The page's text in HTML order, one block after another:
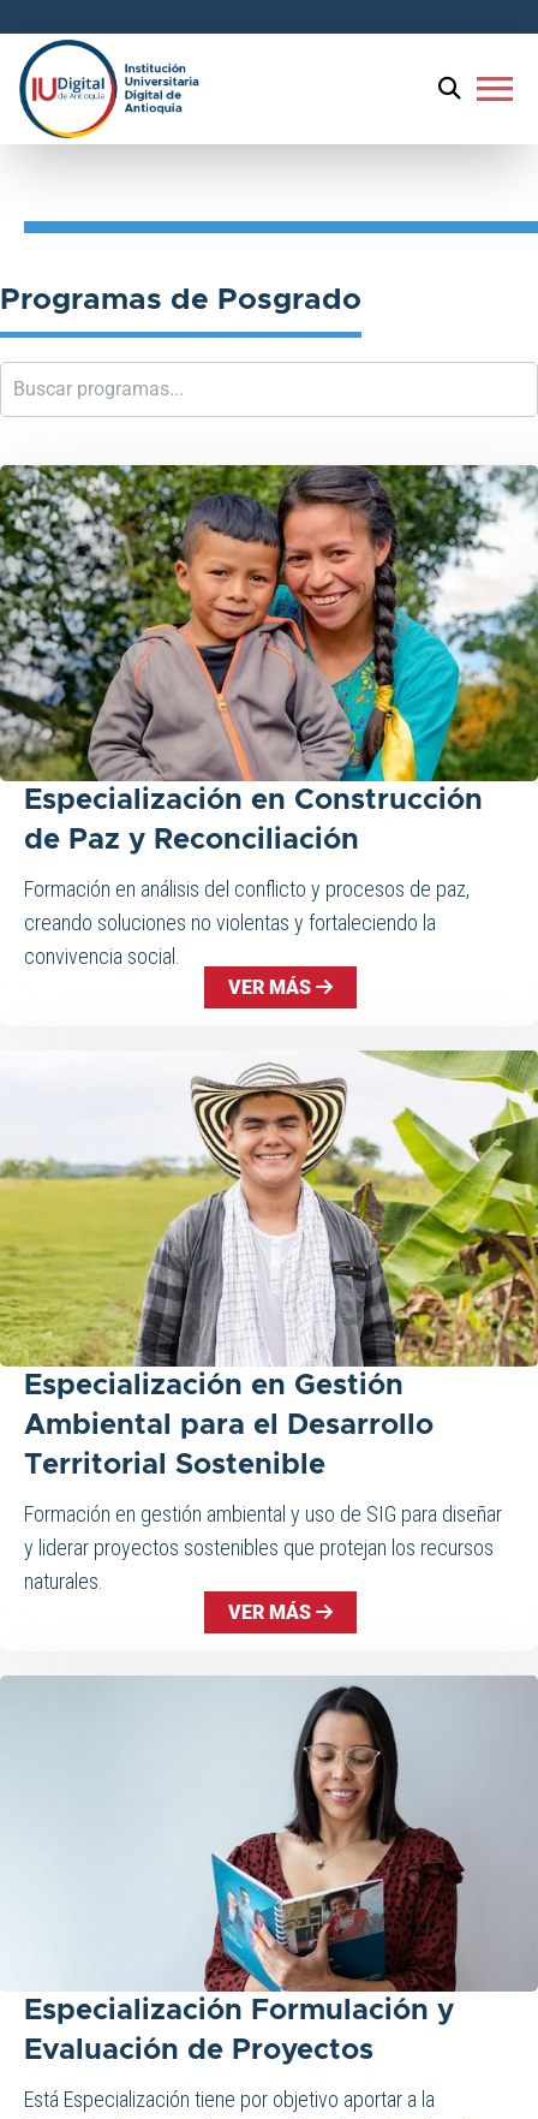
menu
Programas de Posgrado
Especialización en Construcción
de Paz y Reconciliación
Formación en análisis del conflicto y procesos de paz,
creando soluciones no violentas y fortaleciendo la
convivencia social.
VER MÁS
Especialización en Gestión
Ambiental para el Desarrollo
Territorial Sostenible
Formación en gestión ambiental y uso de SIG para diseñar
y liderar proyectos sostenibles que protejan los recursos
naturales.
VER MÁS
Especialización Formulación y
Evaluación de Proyectos
Está Especialización tiene por objetivo aportar a la